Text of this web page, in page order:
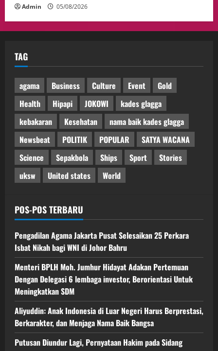
Admin 05/08/2026
TAG
agama Business Culture Event
Gold
Health
Hipapi JOKOWI
kades glagga
kebakaran
Kesehatan
nama baik kades glagga
Newsbeat
POLITIK POPULAR
SATYA WACANA
Science
Sepakbola Ships Sport
Stories
uksw
United states World
POS-POS TERBARU
Pengadilan Agama Jakarta Pusat Selesaikan 25 Perkara
Isbat Nikah bagi WNI di Johor Bahru
Menteri BPLH Moh. Jumhur Hidayat Adakan Pertemuan
Dengan Delegasi 6 lembaga investor, Berorientasi Untuk
Meningkatkan SDM
Aliyuddin: Anak Indonesia di Luar Negeri Harus Berprestasi,
Berkarakter, dan Menjaga Nama Baik Bangsa
Putusan Diundur Lagi, Pernyataan Hakim pada Sidang